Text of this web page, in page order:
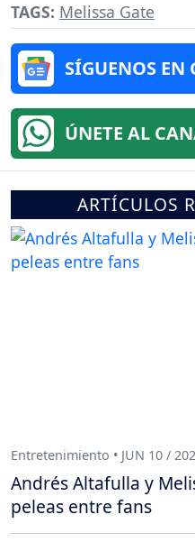
TAGS: Melissa Gate
SÍGUENOS EN
ÚNETE AL
ARTÍCULOS
Entretenimiento • JUN 10 /
Andrés Altafulla y
peleas entre fans